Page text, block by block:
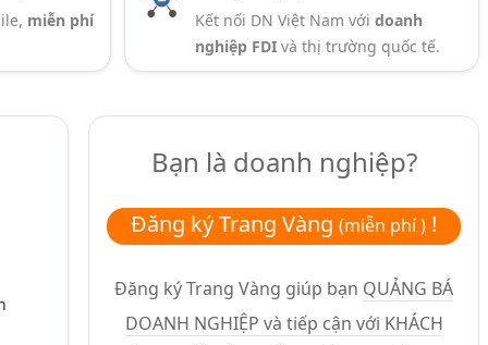
miễn phí Kết nối DN Việt Nam vớidoanh
nghiệp FDI và thị trường quốc tế.
Bạn là doanh nghiệp?
Đăng ký Trang Vàng(miễn phí ) !
Đăng ký Trang Vàng giúp bạn QUẢNG BÁ
DOANH NGHIỆP và tiếp cận với KHÁCH